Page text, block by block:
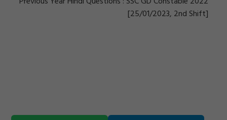
[25/01/2023, 2nd Shift]